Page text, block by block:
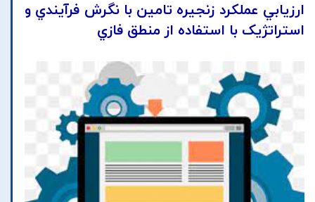
ارزيابي عملکرد زنجيره تامين با نگرش فرآيندي و
استراتژيک با استفاده از منطق فازي